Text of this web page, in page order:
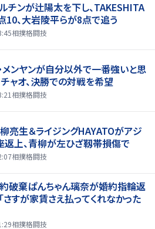
ルチンが辻陽太を下し、TAKESHITA
10、大岩陵平らが8点で追う
相撲格闘技
・メンヤンが自分以外で一番強いと思
チャオ、決勝での対戦を希望
相撲格闘技
柳亮生＆ライジングHAYATOがアジ
返上、青柳が左ひざ靱帯損傷で
相撲格闘技
破棄ぱんちゃん璃奈が婚約指輪返
さすが家賃さえ払ってくれなかった
相撲格闘技